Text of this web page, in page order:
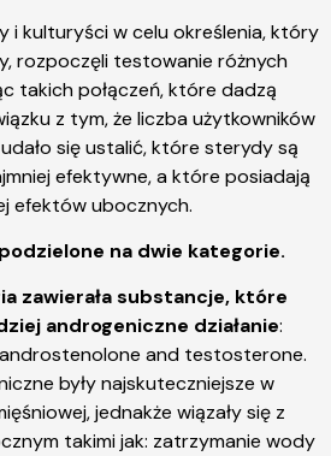
i kulturyści w celu określenia, który
rozpoczęli testowanie różnych
takich połączeń, które dadzą
z tym, że liczba użytkowników
się ustalić, które sterydy są
efektywne, a które posiadają
efektów ubocznych.
na dwie kategorie.
zawierała substancje, które
androgeniczne działanie:
and testosterone.
były najskuteczniejsze w
jednakże wiązały się z
takimi jak: zatrzymanie wody